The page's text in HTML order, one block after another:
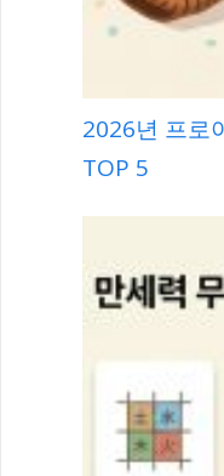
2026년 프로
TOP 5